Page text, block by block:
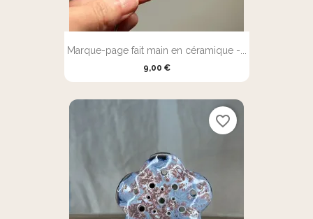
Marque-page fait main en céramique -...
9,00 €
favorite_border